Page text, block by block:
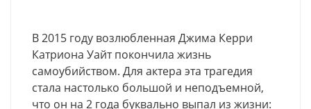
В 2015 году возлюбленная Джима Керри
Катриона Уайт покончила жизнь
самоубийством. Для актера эта трагедия
стала настолько большой и неподъемной,
что он на 2 года буквально выпал из жизни: